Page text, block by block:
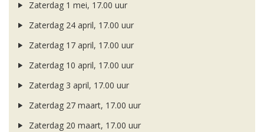
Zaterdag 1 mei, 17.00 uur
Zaterdag 24 april, 17.00 uur
Zaterdag 17 april, 17.00 uur
Zaterdag 10 april, 17.00 uur
Zaterdag 3 april, 17.00 uur
Zaterdag 27 maart, 17.00 uur
Zaterdag 20 maart, 17.00 uur